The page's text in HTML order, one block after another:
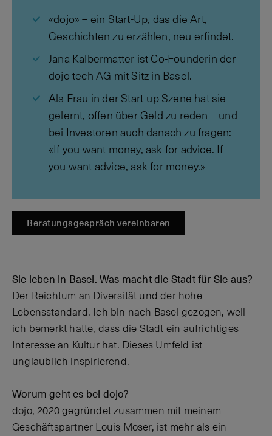
«dojo» – ein Start-Up, das die Art,
Geschichten zu erzählen, neu erfindet.
Jana Kalbermatter ist Co-Founderin der
dojo tech AG mit Sitz in Basel.
Als Frau in der Start-up Szene hat sie
gelernt, offen über Geld zu reden – und
bei Investoren auch danach zu fragen:
«If you want money, ask for advice. If
you want advice, ask for money.»
Beratungsgespräch vereinbaren
Sie leben in Basel. Was macht die Stadt für Sie aus?
Der Reichtum an Diversität und der hohe
Lebensstandard. Ich bin nach Basel gezogen, weil
ich bemerkt hatte, dass die Stadt ein aufrichtiges
Interesse an Kultur hat. Dieses Umfeld ist
unglaublich inspirierend.
Worum geht es bei dojo?
dojo, 2020 gegründet zusammen mit meinem
Geschäftspartner Louis Moser, ist mehr als ein